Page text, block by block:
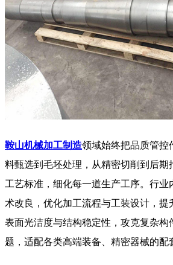
鞍山机械加工制造领域始终把品质管控
料甄选到毛坯处理，从精密切削到后期
工艺标准，细化每一道生产工序。行业
术改良，优化加工流程与工装设计，提
表面光洁度与结构稳定性，攻克复杂构
题，适配各类高端装备、精密器械的配